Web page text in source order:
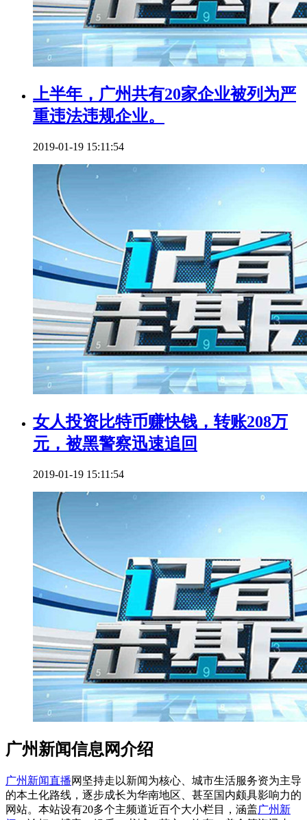
上半年，广州共有20家企业被列为严
重违法违规企业。
2019-01-19 15:11:54
女人投资比特币赚快钱，转账208万
元，被黑警察迅速追回
2019-01-19 15:11:54
广州新闻信息网介绍
广州新闻直播网坚持走以新闻为核心、城市生活服务资为主导
的本土化路线，逐步成长为华南地区、甚至国内颇具影响力的
网站。本站设有20多个主频道近百个大小栏目，涵盖广州新